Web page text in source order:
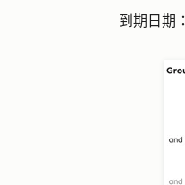
到期日期：